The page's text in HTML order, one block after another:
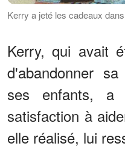
Kerry a jeté les cadeaux
Kerry, qui avait
d'abandonner
ses enfants, a
satisfaction à
elle réalisé, lui